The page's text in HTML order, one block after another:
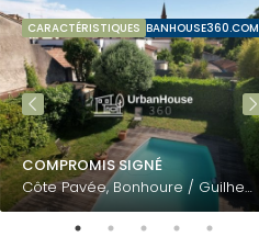
BY URBANHOUSE360.COM
CARACTÉRISTIQUES
COMPROMIS SIGNÉ
Côte Pavée, Bonhoure / Guilheméry / Château de l'Hers / Limayrac / Côte Pavée, Toulouse, Haute-Garonne, Occitanie, France métropolitaine, 31400, France